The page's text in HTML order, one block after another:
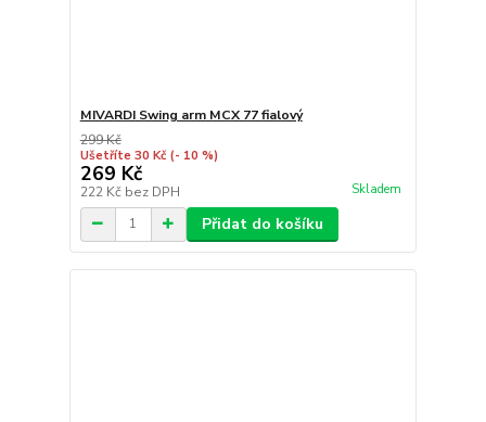
MIVARDI Swing arm MCX 77 fialový
299 Kč
Ušetříte 30 Kč (- 10 %)
269 Kč
222 Kč bez DPH Skladem
Přidat do košíku